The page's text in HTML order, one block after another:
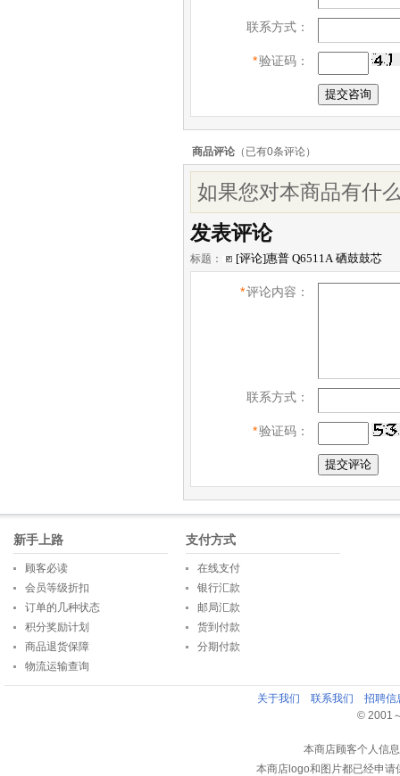
联系方式：
*验证码：
商品评论 （已有0条评论）
如果您对本商品有什
发表评论
标题：
*评论内容：
联系方式：
*验证码：
新手上路
顾客必读
会员等级折扣
订单的几种状态
积分奖励计划
商品退货保障
物流运输查询
支付方式
在线支付
银行汇款
邮局汇款
货到付款
分期付款
关于我们 联系我们
招聘信
© 2001
本商店顾客个人信
本商店logo和图片都已经申